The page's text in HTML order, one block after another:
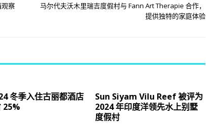
察
马尔代夫沃木里瑞吉度假村与 Fann Art Therapie 合作，
提供独特的家庭体验
冬季入住古丽都酒店
25%
Sun Siyam Vilu Reef 被评为
2024 年印度洋领先水上别墅
度假村